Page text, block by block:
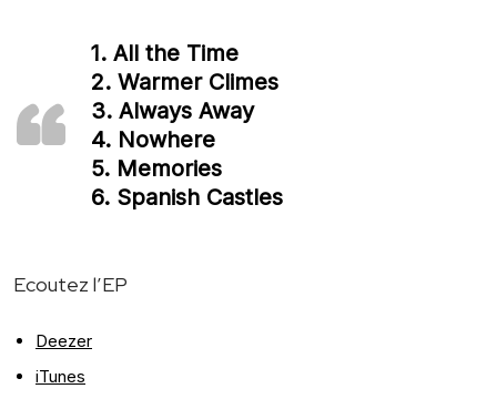
1. All the Time
2. Warmer Climes
3. Always Away
4. Nowhere
5. Memories
6. Spanish Castles
Ecoutez l’EP
Deezer
iTunes